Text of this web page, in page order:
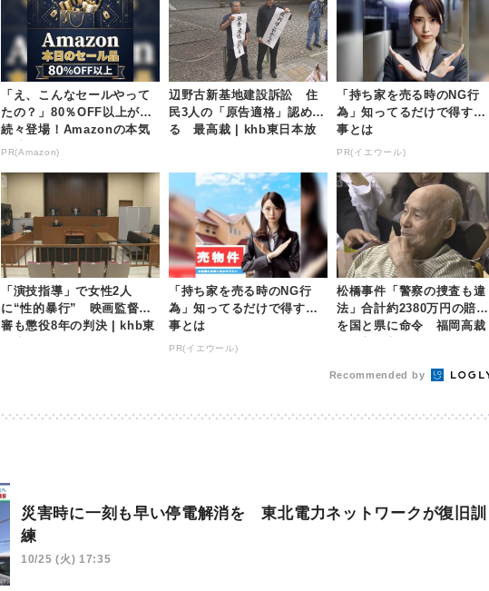
「え、こんなセールやって
たの？」80％OFF以上が
続々登場！Amazonの本気
が凄すぎる
PR(Amazon)
辺野古新基地建設訴訟 住
民3人の「原告適格」認め
る 最高裁 | khb東日本放
「持ち家を売る時のNG行
為」知ってるだけで得する
事とは
PR(イエウール)
「演技指導」で女性2人
に“性的暴行” 映画監督に2
審も懲役8年の判決 | khb東
「持ち家を売る時のNG行
為」知ってるだけで得する
事とは
PR(イエウール)
松橋事件「警察の捜査も違
法」合計約2380万円の賠償
を国と県に命令 福岡高裁 |
Recommended by
災害時に一刻も早い停電解消を 東北電力ネットワークが復旧訓
練
10/25 (火) 17:35